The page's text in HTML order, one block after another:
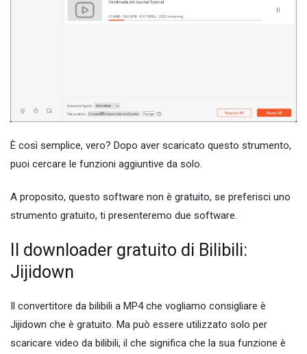
È così semplice, vero? Dopo aver scaricato questo strumento,
puoi cercare le funzioni aggiuntive da solo.
A proposito, questo software non è gratuito, se preferisci uno
strumento gratuito, ti presenteremo due software.
Il downloader gratuito di Bilibili:
Jijidown
Il convertitore da bilibili a MP4 che vogliamo consigliare è
Jijidown che è gratuito. Ma può essere utilizzato solo per
scaricare video da bilibili, il che significa che la sua funzione è